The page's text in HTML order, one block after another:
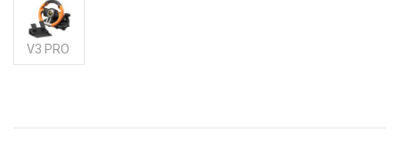
V3 PRO